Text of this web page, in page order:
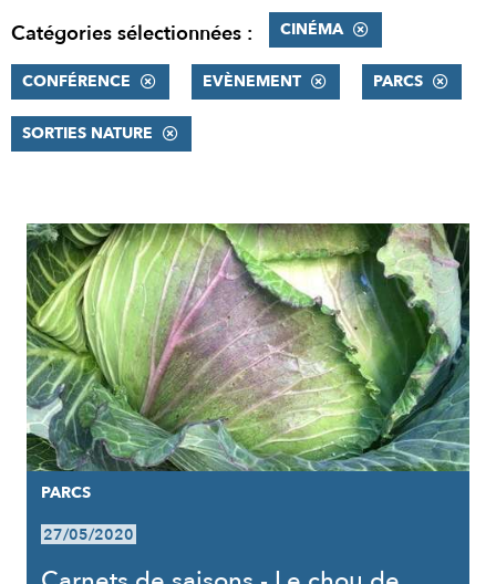
Catégories sélectionnées : CINÉMA
CONFÉRENCE EVÈNEMENT PARCS
SORTIES NATURE
RÉSULTATS
PARCS
27/05/2020